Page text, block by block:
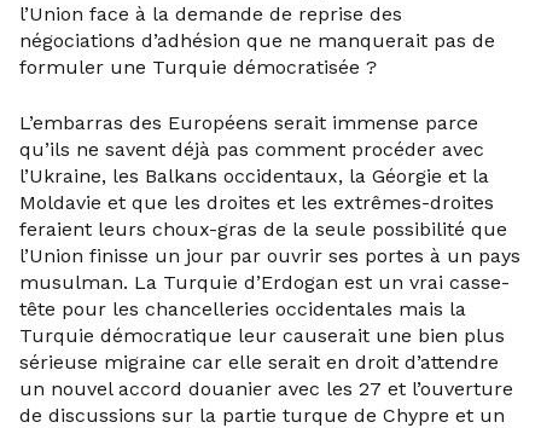
l’Union face à la demande de reprise des
négociations d’adhésion que ne manquerait pas de
formuler une Turquie démocratisée ?
L’embarras des Européens serait immense parce
qu’ils ne savent déjà pas comment procéder avec
l’Ukraine, les Balkans occidentaux, la Géorgie et la
Moldavie et que les droites et les extrêmes-droites
feraient leurs choux-gras de la seule possibilité que
l’Union finisse un jour par ouvrir ses portes à un pays
musulman. La Turquie d’Erdogan est un vrai casse-
tête pour les chancelleries occidentales mais la
Turquie démocratique leur causerait une bien plus
sérieuse migraine car elle serait en droit d’attendre
un nouvel accord douanier avec les 27 et l’ouverture
de discussions sur la partie turque de Chypre et un